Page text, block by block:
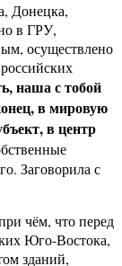
Донецка,
в ГРУ,
осуществлено
наша с тобой
в мировую
в центр
Заговорила с
чём, что перед
Юго-Востока,
зданий,